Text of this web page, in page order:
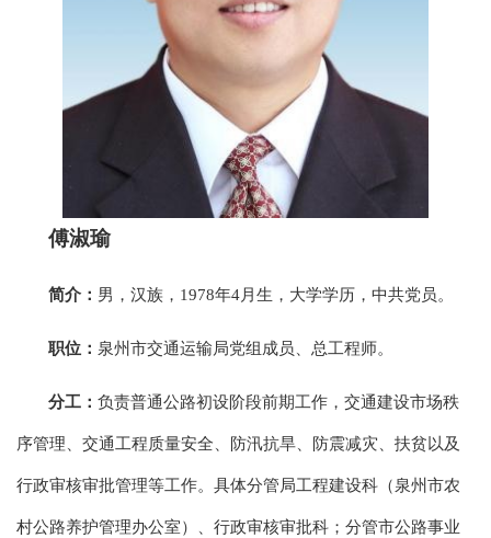
傅淑瑜
简介： 男，汉族，1978年4月生，大学学历，中共党员。
职位： 泉州市交通运输局党组成员、总工程师。
分工： 负责普通公路初设阶段前期工作，交通建设市场秩
序管理、交通工程质量安全、防汛抗旱、防震减灾、扶贫以及
行政审核审批管理等工作。具体分管局工程建设科（泉州市农
村公路养护管理办公室）、行政审核审批科；分管市公路事业